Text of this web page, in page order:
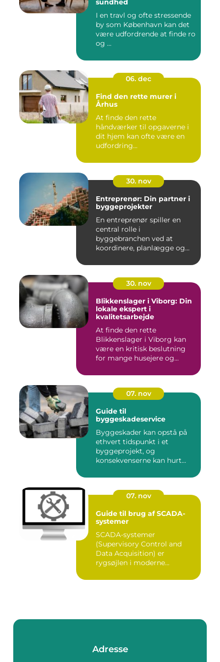
sundhed
I en travl og ofte stressende
by som København kan det
være udfordrende at finde ro
og ...
06. dec
Find den rette murer i
Århus
At finde den rette
håndværker til opgaverne i
dit hjem kan ofte være en
udfordring...
30. nov
Entreprenør: Din partner i
byggeprojekter
En entreprenør spiller en
central rolle i
byggebranchen ved at
koordinere, planlægge og...
30. nov
Blikkenslager i Viborg: Din
lokale ekspert i
kvalitetsarbejde
At finde den rette
Blikkenslager i Viborg kan
være en kritisk beslutning
for mange husejere og...
07. nov
Guide til
byggeskadeservice
Byggeskader kan opstå på
ethvert tidspunkt i et
byggeprojekt, og
konsekvenserne kan hurt...
07. nov
Guide til brug af SCADA-
systemer
SCADA-systemer
(Supervisory Control and
Data Acquisition) er
rygsøjlen i moderne
Adresse